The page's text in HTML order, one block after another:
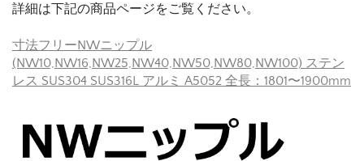
詳細は下記の商品ページをご覧ください。
寸法フリーNWニップル
(NW10,NW16,NW25,NW40,NW50,NW80,NW100) ステン
レス SUS304 SUS316L アルミ A5052 全長：1801〜1900mm